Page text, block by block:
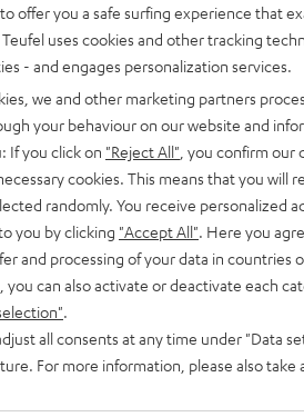
Ohrhörer einzeln links
offer you a safe surfing experience that
uses cookies and other tracking
- and engages personalization services.
we and other marketing partners
your behaviour on our website and
If you click on "Reject All" , you confirm
cookies. This means that you will
randomly. You receive personalized
you by clicking "Accept All" . Here you
and processing of your data in countries
you can also activate or deactivate each
all consents at any time under "Data
For more information, please also take